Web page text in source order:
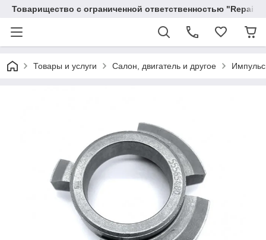
Товарищество с ограниченной ответственностью
Товары и услуги Салон, двигатель и другое